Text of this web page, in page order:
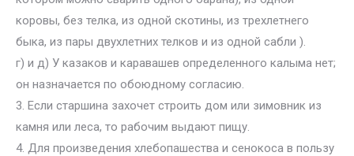
коровы, без телка, из одной скотины, из трехлетнего
быка, из пары двухлетних телков и из одной сабли ).
г) и д) У казаков и каравашев определенного калыма нет;
он назначается по обоюдному согласию.
3. Если старшина захочет строить дом или зимовник из
камня или леса, то рабочим выдают пищу.
4. Для произведения хлебопашества и сенокоса в пользу